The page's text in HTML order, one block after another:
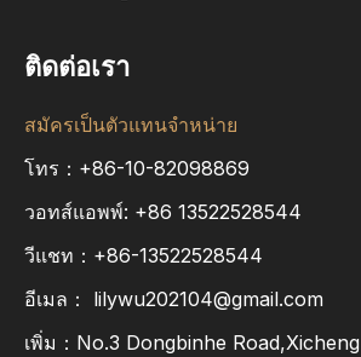
ติดต่อเรา
สมัครเป็นตัวแทนจำหน่าย
โทร：+86-10-82098869
วอทส์แอพพ์: +86 13522528544
วีแชท：+86-13522528544
อีเมล： lilywu202104@gmail.com
เพิ่ม：No.3 Dongbinhe Road,Xicheng